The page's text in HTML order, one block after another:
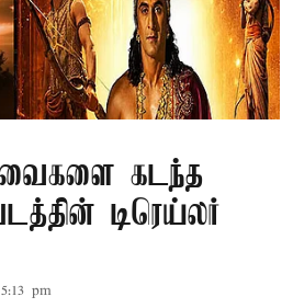
கடந்த
டிரெய்லர்
pm